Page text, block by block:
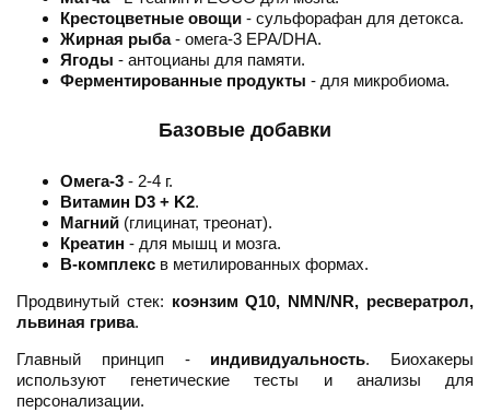
Крестоцветные овощи - сульфорафан для детокса.
Жирная рыба- омега-3 EPA/DHA.
Ягоды - антоцианы для памяти.
Ферментированные продукты - для микробиома.
Базовые добавки
Омега-3 - 2-4 г.
Витамин D3 + K2.
Магний (глицинат, треонат).
Креатин - для мышц и мозга.
В-комплекс в метилированных формах.
Продвинутый стек: коэнзим Q10, NMN/NR, ресвератрол,
львиная грива.
Главный принцип - индивидуальность. Биохакеры
используют генетические тесты и анализы для
персонализации.